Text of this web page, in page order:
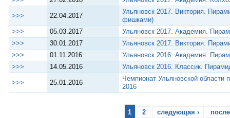
>>> 22.04.2017
Ульяновск 2017. Виктория.
фишками)
>>>
05.03.2017
Ульяновск 2017. Академия.
>>>
30.01.2017
Ульяновск 2017. Виктория.
>>>
01.11.2016
Ульяновск 2016. Академия.
>>>
14.05.2016 Ульяновск 2016. Классик.
>>> 25.01.2016
Чемпионат Ульяновской области
2016
1 2 следующая ›